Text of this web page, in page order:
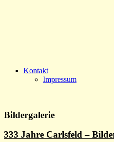
Kontakt
Impressum
Bildergalerie
333 Jahre Carlsfeld –